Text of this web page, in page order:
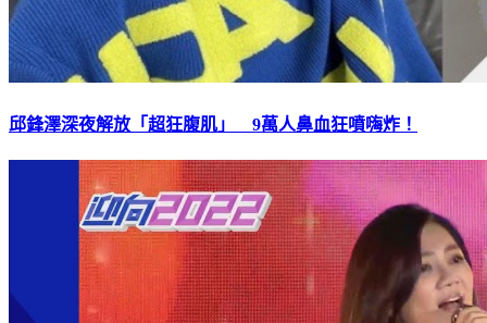
邱鋒澤深夜解放「超狂腹肌」 9萬人鼻血狂噴嗨炸！